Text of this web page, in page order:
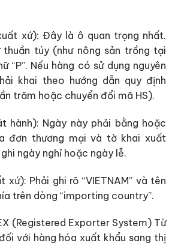
xứ): Đây là ô quan trọng nhất.
thuần túy (như nông sản trồng tại
“P”. Nếu hàng có sử dụng nguyên
khai theo hướng dẫn quy định
trăm hoặc chuyển đổi mã HS).
hành): Ngày này phải bằng hoặc
đơn thương mại và tờ khai xuất
ngày nghỉ hoặc ngày lễ.
xứ): Phải ghi rõ “VIETNAM” và tên
trên dòng “importing country”.
(Registered Exporter System) Từ
với hàng hóa xuất khẩu sang thị